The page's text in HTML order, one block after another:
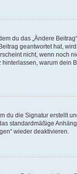
du das „Ändere
geantwortet hat,
nicht, wenn noch
warum dein
du die Signatur erstellt
standardmäßige
wieder deaktivieren.